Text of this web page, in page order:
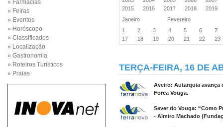
» Farmácias
» Feiras
» Eventos
» Horóscopo
» Classificados
» Localização
» Gastronomia
» Roteiros Turísticos
» Praias
2015
2016 2017 2018
2019
Janeiro
Fevereiro
1
2 3 4 5 6
7
17
18 19 20 21 22 23
TERÇA-FEIRA, 16 DE
Aveiro: Autarquia avança
Forca Vouga.
Sever do Vouga: “Como
- Almiro Machado